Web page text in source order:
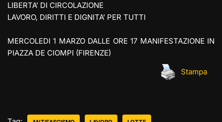
LIBERTA’ DI CIRCOLAZIONE
LAVORO, DIRITTI E DIGNITA’ PER TUTTI
MERCOLEDI 1 MARZO DALLE ORE 17 MANIFESTAZIONE IN
PIAZZA DE CIOMPI (FIRENZE)
Stampa